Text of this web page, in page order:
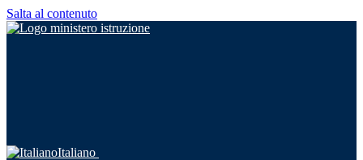
Salta al contenuto
Italiano